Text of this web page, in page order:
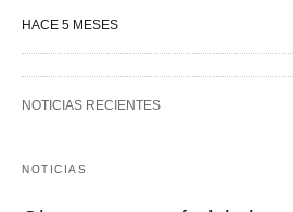
HACE 5 MESES
NOTICIAS RECIENTES
NOTICIAS